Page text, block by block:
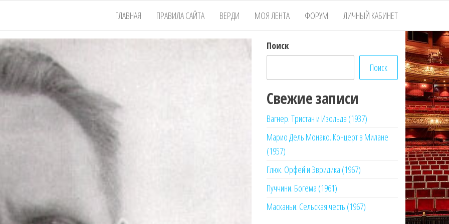
ГЛАВНАЯ ПРАВИЛА САЙТА ВЕРДИ МОЯ ЛЕНТА ФОРУМ ЛИЧНЫЙ КАБИНЕТ
Поиск
Поиск
Свежие записи
Вагнер. Тристан и Изольда (1937)
Марио Дель Монако. Концерт в Милане
(1957)
Глюк. Орфей и Эвридика (1967)
Пуччини. Богема (1961)
Масканьи. Сельская честь (1967)